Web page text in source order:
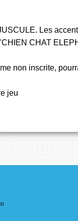
Les
CHAT
non inscrite,
jeu